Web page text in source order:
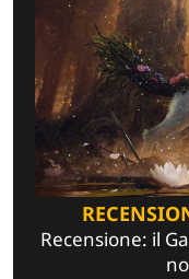
Recensione: il